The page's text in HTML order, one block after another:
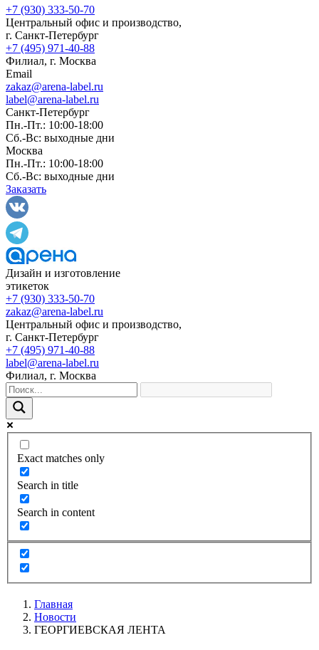
+7 (930) 333-50-70
Центральный офис и производство,
г. Санкт-Петербург
+7 (495) 971-40-88
Филиал, г. Москва
Email
zakaz@arena-label.ru
label@arena-label.ru
Санкт-Петербург
Пн.-Пт.: 10:00-18:00
Сб.-Вс: выходные дни
Москва
Пн.-Пт.: 10:00-18:00
Сб.-Вс: выходные дни
Заказать
Дизайн и изготовление
этикеток
+7 (930) 333-50-70
zakaz@arena-label.ru
Центральный офис и производство,
г. Санкт-Петербург
+7 (495) 971-40-88
label@arena-label.ru
Филиал, г. Москва
Exact matches only
Search in title
Search in content
Главная
Новости
ГЕОРГИЕВСКАЯ ЛЕНТА